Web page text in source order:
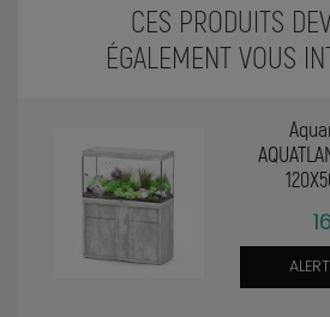
CES PRODUITS
ÉGALEMENT VOUS